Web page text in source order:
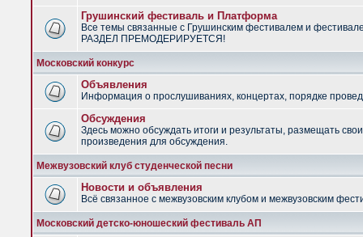
Грушинский фестиваль и Платформа
Все темы связанные с Грушинским фестивалем и
РАЗДЕЛ ПРЕМОДЕРИРУЕТСЯ!
Московский конкурс
Объявления
Информация о прослушиваниях, концертах, порядке
Обсуждения
Здесь можно обсуждать итоги и результаты, размещать
произведения для обсуждения.
Межвузовский клуб студенческой песни
Новости и объявления
Всё связанное с межвузовским клубом и межвузовским
Московский детско-юношеский фестиваль АП